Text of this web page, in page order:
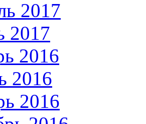
2017
2017
2016
2016
2016